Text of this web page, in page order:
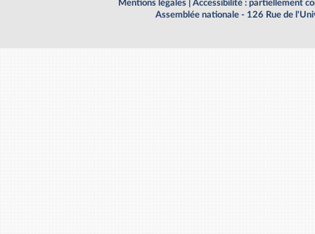
Mentions légales
Accessibilité : partiellement
Assemblée nationale - 126 Rue de